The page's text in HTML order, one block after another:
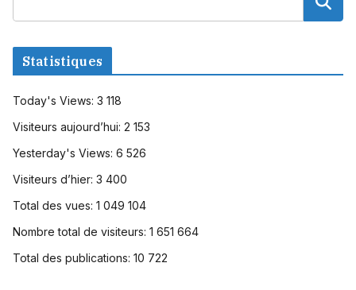
Statistiques
Today's Views: 3 118
Visiteurs aujourd’hui: 2 153
Yesterday's Views: 6 526
Visiteurs d’hier: 3 400
Total des vues: 1 049 104
Nombre total de visiteurs: 1 651 664
Total des publications: 10 722